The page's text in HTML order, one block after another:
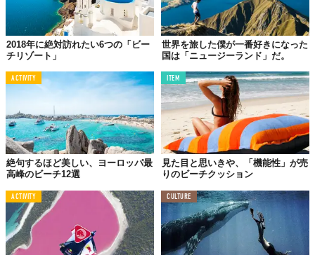
#6
ミント・ブルー
2018年に絶対訪れたい6つの「ビー
チリゾート」
世界を旅した僕が一番好きになった
国は「ニュージーランド」だ。
ACTIVITY
絶句するほど美しい、ヨーロッパ最
高峰のビーチ12選
ITEM
見た目と思いきや、「機能性」が売
りのビーチクッション
ACTIVITY CULTURE